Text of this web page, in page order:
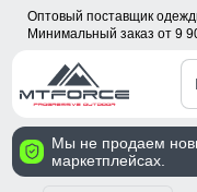
Оптовый поставщик
Минимальный заказ от 9
Мы не продаем
маркетплейсах.